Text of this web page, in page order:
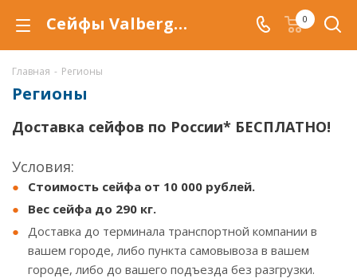
Сейфы Valberg и шкафы Практик в Вашем Городе. Быстрая и недорогая доставка сейфов и металлических шкафов по России. 0
Главная - Регионы
Регионы
Доставка сейфов по России* БЕСПЛАТНО!
Условия:
Стоимость сейфа от 10 000 рублей.
Вес сейфа до 290 кг.
Доставка до терминала транспортной компании в
вашем городе, либо пункта самовывоза в вашем
городе, либо до вашего подъезда без разгрузки.